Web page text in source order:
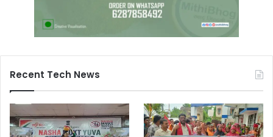
Recent Tech News